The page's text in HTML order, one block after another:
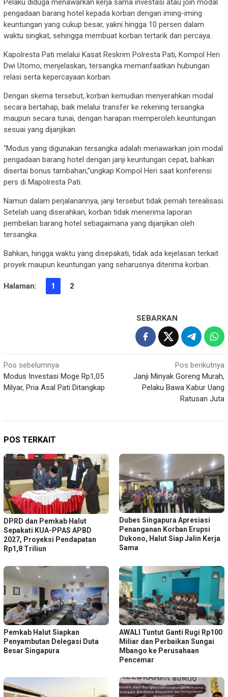
Pelaku diduga menawarkan kerja sama investasi atau join modal
pengadaan barang hotel kepada korban dengan iming-iming
keuntungan yang cukup besar, yakni hingga 10 persen dalam
waktu singkat, sehingga membuat korban tertarik dan percaya.
Kapolresta Pati melalui Kasat Reskrim Polresta Pati, Kompol Heri
Dwi Utomo, menjelaskan, tersangka memanfaatkan hubungan
relasi serta kepercayaan korban.
Dengan skema tersebut, korban kemudian menyerahkan modal
secara bertahap, baik melalui transfer ke rekening tersangka
maupun secara tunai, dengan harapan memperoleh keuntungan
sesuai yang dijanjikan.
“Modus yang digunakan tersangka adalah menawarkan join modal
pengadaan barang hotel dengan janji keuntungan cepat, bahkan
disertai bonus tambahan,”ungkap Kompol Heri saat konferensi
pers di Mapolresta Pati.
Namun dalam perjalanannya, janji tersebut tidak pernah terealisasi.
Setelah uang diserahkan, korban tidak menerima laporan
pembelian barang hotel sebagaimana yang dijanjikan oleh
tersangka.
Bahkan, hingga waktu yang disepakati, tidak ada kejelasan terkait
proyek maupun keuntungan yang seharusnya diterima korban.
Halaman: 1 2
SEBARKAN
Navigasi
pos
Pos sebelumnya
Modus Investasi Moge Rp1,05
Milyar, Pria Asal Pati Ditangkap
Pos berikutnya
Janji Minyak Goreng Murah,
Pelaku Bawa Kabur Uang
Ratusan Juta
POS TERKAIT
DPRD dan Pemkab Halut
Sepakati KUA-PPAS APBD
2027, Proyeksi Pendapatan
Rp1,8 Triliun
Dubes Singapura Apresiasi
Penanganan Korban Erupsi
Dukono, Halut Siap Jalin Kerja
Sama
Pemkab Halut Siapkan
Penyambutan Delegasi Duta
Besar Singapura
AWALI Tuntut Ganti Rugi Rp100
Miliar dan Perbaikan Sungai
Mbango ke Perusahaan
Pencemar